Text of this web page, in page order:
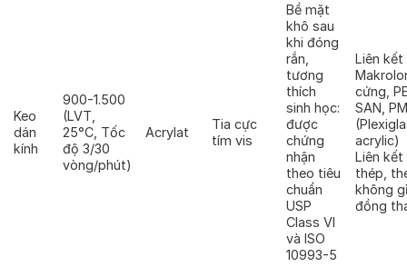
Keo
dán
kính
900-1.500
(LVT,
25°C, Tốc
độ 3/30
vòng/phút)
Acrylat
Tia cực
tím vis
Bề mặt
khô sau
khi đóng
rắn,
tương
thích
sinh học:
được
chứng
nhận
theo tiêu
chuẩn
USP
Class VI
và ISO
10993-5
Liên kết
cứng,
SAN,
acrylic)
Liên kết
thép,
không
đồng